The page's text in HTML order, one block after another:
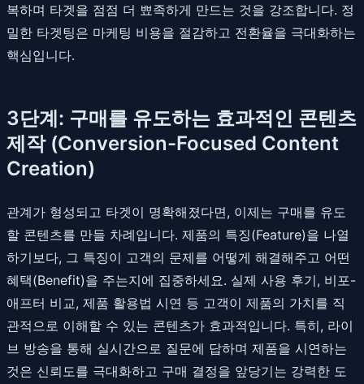
복하며 타겟을 점점 더 뾰족하게 만드는 것을 강조합니다. 정
밀한 타겟팅은 마케팅 비용을 절감하고 전환율을 극대화하는
핵심입니다.
3단계: 구매를 유도하는 효과적인 콘텐츠
제작 (Conversion-Focused Content
Creation)
관계가 형성되고 타겟이 명확해졌다면, 이제는 구매를 유도
할 콘텐츠를 만들 차례입니다. 제품의 특징(Feature)을 나열
하기보다, 그 특징이 고객의 문제를 어떻게 해결해주고 어떤
혜택(Benefit)을 주는지에 집중하세요. 실제 사용 후기, 비포-
애프터 비교, 제품 활용법 시연 등 고객이 제품의 가치를 직
관적으로 이해할 수 있는 콘텐츠가 효과적입니다. 특히, 라이
브 방송을 통해 실시간으로 질문에 답하며 제품을 시연하는
것은 신뢰도를 극대화하고 구매 결정을 앞당기는 강력한 도